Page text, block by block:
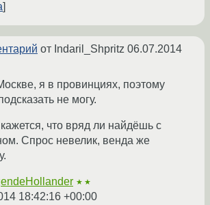
от Indaril_Shpritz 06.07.2014
я в провинциях, поэтому
не могу.
что вряд ли найдёшь с
Спрос невелик, венда же
★★
18:42:16 +00:00